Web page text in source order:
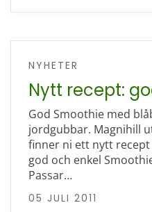
NYHETER
Nytt recept:
God Smoothie med
jordgubbar. Magnihill
finner ni ett nytt
god och enkel
Passar…
05 JULI 2011